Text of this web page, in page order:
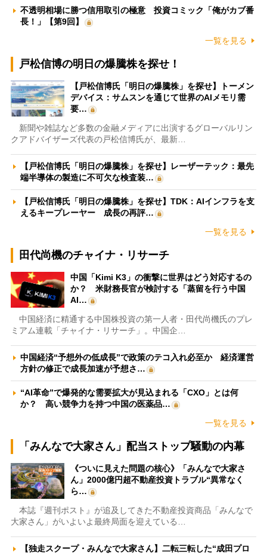
不透明相場に勝つ信用取引の極意 投資コミック「俺がカブ番
長！」【第9回】
一覧を見る
戸松信博の明日の爆騰株を探せ！
【戸松信博氏「明日の爆騰株」を探せ】トーメン
デバイス：サムスンを通じて世界のAIメモリ需
要…
新聞や雑誌など多数の金融メディアに出演するグローバルリン
クアドバイザーズ代表の戸松信博氏が、最新…
【戸松信博氏「明日の爆騰株」を探せ】レーザーテック：最先
端半導体の製造に不可欠な検査装…
【戸松信博氏「明日の爆騰株」を探せ】TDK：AIインフラを支
えるキープレーヤー 成長の再評…
一覧を見る
田代尚機のチャイナ・リサーチ
中国「Kimi K3」の衝撃に世界はどう対応するの
か？ 米財務長官が検討する「蒸留を行う中国
AI…
中国経済に精通する中国株投資の第一人者・田代尚機氏のプレ
ミアム連載「チャイナ・リサーチ」。中国企…
中国経済“予想外の低成長”で政策のテコ入れ必至か 経済運営
方針の修正で成長加速が予想さ…
“AI革命”で爆発的な需要拡大が見込まれる「CXO」とは何
か？ 高い競争力を持つ中国の医薬品…
一覧を見る
「みんなで大家さん」配当ストップ騒動の内幕
《ついに見えた問題の核心》「みんなで大家さ
ん」2000億円超不動産投資トラブル“異常なく
ら…
本誌『週刊ポスト』が追及してきた不動産投資商品「みんなで
大家さん」がいよいよ最終局面を迎えている…
【独走スクープ・みんなで大家さん】二転三転した“成田プロ